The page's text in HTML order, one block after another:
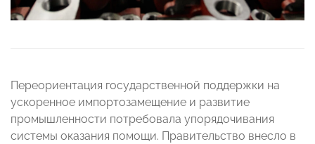
Переориентация государственной поддержки на
ускоренное импортозамещение и развитие
промышленности потребовала упорядочивания
системы оказания помощи. Правительство внесло в